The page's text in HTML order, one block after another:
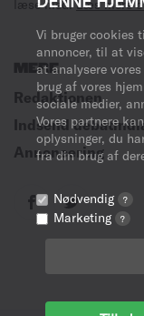
Vi bruger cookies
annoncer, til at
at analysere
brug af vores
sociale medier,
Vores partnere
oplysninger, du
fra din brug af
Nødvendig ?
Marketing ?
læse med.Læs mere
MERE
Redaktionen
Indsend
Annoncering